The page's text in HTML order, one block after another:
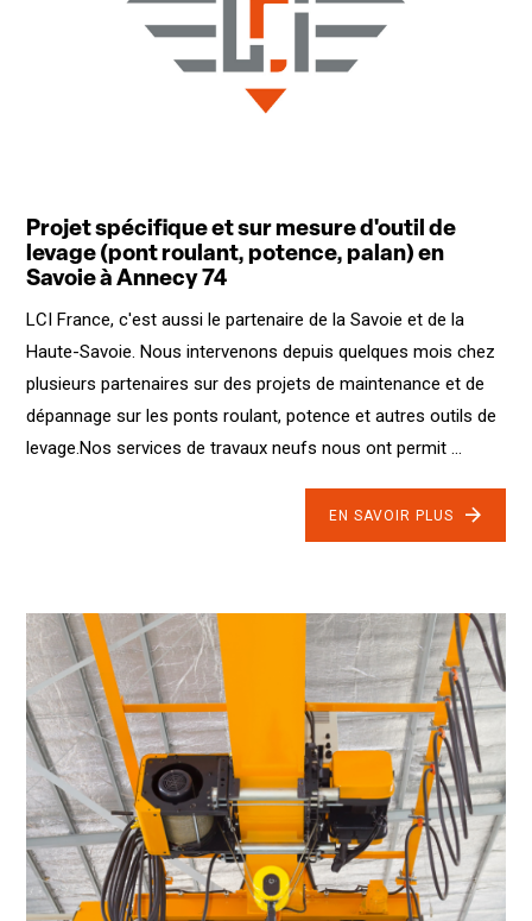
Projet spécifique et sur mesure d'outil de
levage (pont roulant, potence, palan) en
Savoie à Annecy 74
LCI France, c'est aussi le partenaire de la Savoie et de la
Haute-Savoie. Nous intervenons depuis quelques mois chez
plusieurs partenaires sur des projets de maintenance et de
dépannage sur les ponts roulant, potence et autres outils de
levage.Nos services de travaux neufs nous ont permit ...
EN SAVOIR PLUS